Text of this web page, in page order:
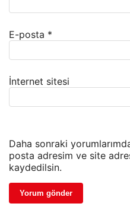
E-posta *
İnternet sitesi
Daha sonraki
posta adresim ve site
kaydedilsin.